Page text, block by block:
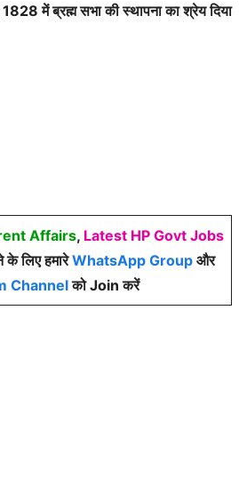
में ब्रह्म सभा की स्थापना का श्रेय दिया
Affairs, Latest HP Govt Jobs
लिए हमारेWhatsApp Group और
Channelको Join करें